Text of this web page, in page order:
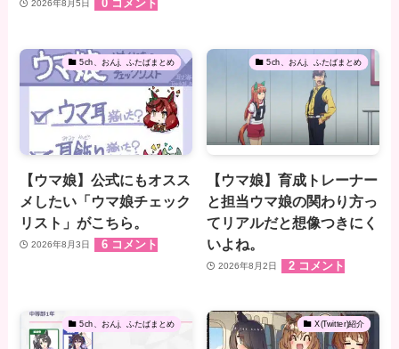
2026年8月5日 0 コメント
5ch、おんj、ふたばまとめ
【ウマ娘】公式にもオスス
メしたい「ウマ娘チェック
リスト」がこちら。
2026年8月3日 6 コメント
5ch、おんj、ふたばまとめ
【ウマ娘】育成トレーナー
と担当ウマ娘の関わり方っ
てリアルだと想像つきにく
いよね。
2026年8月2日 2 コメント
5ch、おんj、ふたばまとめ X(Twitter)紹介